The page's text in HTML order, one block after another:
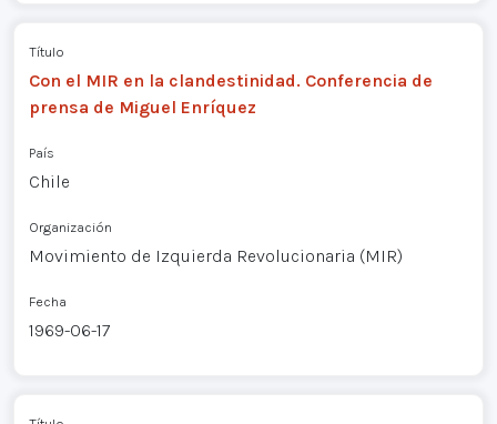
Título
Con el MIR en la clandestinidad. Conferencia de
prensa de Miguel Enríquez
País
Chile
Organización
Movimiento de Izquierda Revolucionaria (MIR)
Fecha
1969-06-17